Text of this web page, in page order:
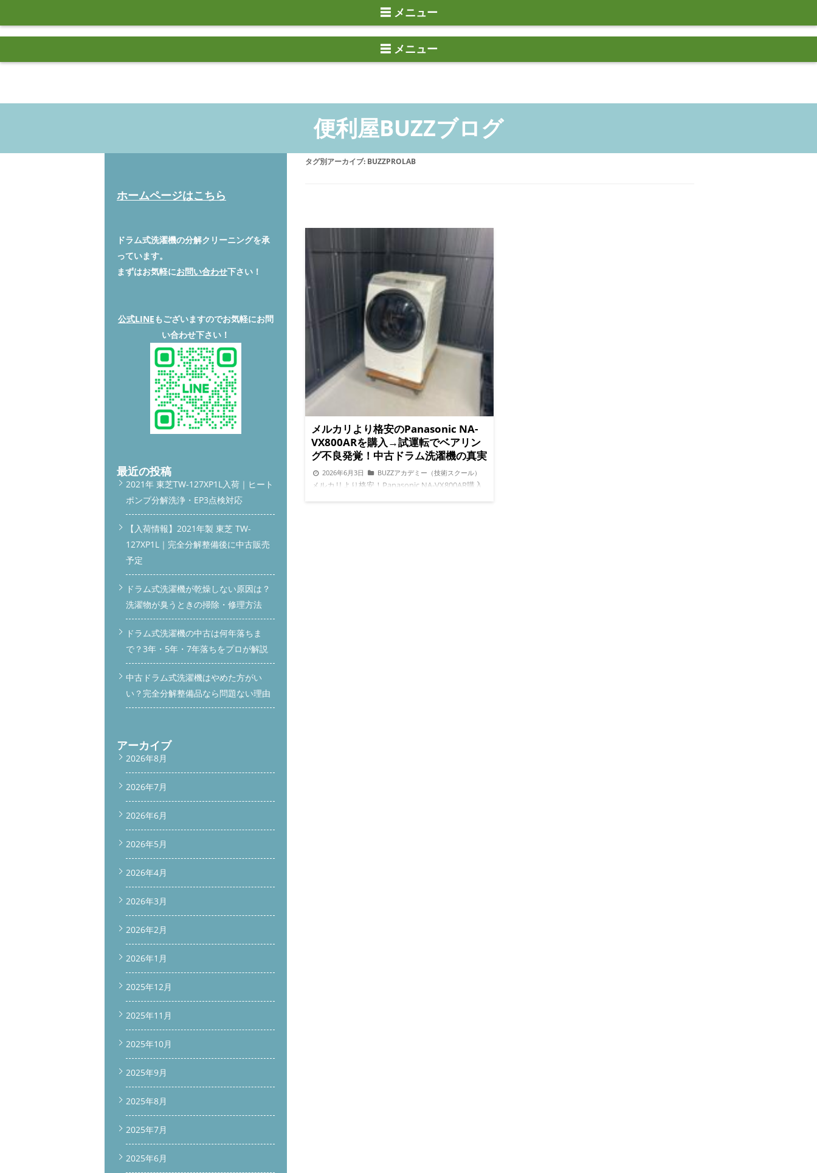
☰ メニュー
タグ別アーカイブ: BUZZPROLAB
メルカリより格安のPanasonic NA-
VX800ARを購入→試運転でベアリン
グ不良発覚！中古ドラム洗濯機の真実
2026年6月3日 BUZZアカデミー（技術スクール）
メルカリより格安！Panasonic NA-VX800AR購入→ベアリング不良発覚！BUZZ PRO LABで試運転レポート /* ─── 変数 ─── */ :root { --cream: #faf8f4; --sand: #e8e0d0; --bark: #7c6a52; --forest: #3a5a40; --sky: #4a90a4; --line-green: #06c755; --cta-orange: #e8650a; --cta-orange-hover: #c9550a; --text: #2e2a25; --muted: #7a736a; --white: #ffffff; --radius: 12px; --shadow: 0 4px 20px rgba(0,0,0,0.08); } * { box-sizing: border-box; margin: 0; padding: 0; } body { font-family: 'Hiragino Kaku Gothic ProN', 'Noto Sans JP', sans-serif; background: var(--cream); color: var(--text); font-size: 15px; line-height: 1.75; } .article-wrap { max-width: 780px; margin: 0 auto; padding: 24px 18px 60px; } /* ─── タイトル ─── */ .article-eyebrow { display: inline-block; background: var(--forest); color: var(--white); font-size: 11px; font-weight: 700; letter-spacing: .12em; padding: 4px 12px; border-radius: 4px; margin-bottom: 14px; text-transform: uppercase; } h1 { font-size: clamp(18px, 4vw, 24px); font-weight: 800; line-height: 1.45; color: var(--text); margin-bottom: 18px; border-left: 5px solid var(--forest); padding-left: 14px; } .meta-bar { display: flex; gap: 16px; font-size: 12px; color: var(--muted); margin-bottom: 30px; flex-wrap: wrap; align-items: center; } .meta-bar span { display: flex; align-items: center; gap: 4px; } /* ─── リードボックス（アンサーファースト） ─── */ .lead-box { background: #fff; border: 2px solid var(--forest); border-radius: var(--radius); padding: 20px 22px; margin-bottom: 36px; box-shadow: var(--shadow); } .lead-box .lead-label { font-size: 11px; font-weight: 700; color: var(--forest); letter-spacing: .1em; margin-bottom: 8px; text-transform: uppercase; } .lead-box p { font-size: 15px; line-height: 1.75; } .lead-box strong { color: var(--forest); } /* ─── 目次 ─── */ .toc { background: var(--sand); border-radius: var(--radius); padding: 20px 22px; margin-bottom: 36px; } .toc-title { font-size: 13px; font-weight: 800; color: var(--bark); letter-spacing: .08em; margin-bottom: 12px; text-transform: uppercase; } .toc ol { padding-left: 18px; } .toc li { font-size: 13px; margin-bottom: 6px; line-height: 1.5; } .toc a { color: var(--forest); text-decoration: none; } .toc a:hover { text-decoration: underline; } /* ─── 写真 ─── */ .photo-block { margin: 28px 0; } .photo-block img { width: 100%; border-radius: var(--radius); box-shadow: var(--shadow); display: block; } .photo-caption { font-size: 12px; color: var(--muted); margin-top: 8px; text-align: center; } .photo-grid { display: grid; grid-template-columns: 1fr 1fr; gap: 14px; margin: 28px 0; } .photo-grid img { width: 100%; border-radius: 10px; box-shadow: var(--shadow); display: block; } .photo-grid .cap { font-size: 11px; color: var(--muted); margin-top: 5px; text-align: center; } /* ─── H2 見出し ─── */ .article-wrap h2 { font-size: 18px !important; font-weight: 800 !important; color: #ffffff !important; background: #3a5a40 !important; padding: 16px 20px !important; border-radius: 8px !important; margin: 48px 0 22px !important; line-height: 1.5 !important; letter-spacing: .02em !important; border: none !important; border-left: none !important; } /* ─── H3 見出し ─── */ .article-wrap h3 { font-size: 16px !important; font-weight: 700 !important; color: #3a5a40 !important; border: none !important; border-bottom: 2px solid #e8e0d0 !important; padding: 0 0 8px 0 !important; margin: 32px 0 16px !important; line-height: 1.5 !important; background: none !important; } /* ─── 本文 ─── */ .article-wrap p { font-size: 16px !important; line-height: 1.85 !important; margin-bottom: 18px !important; } .article-wrap ul, .article-wrap ol { padding-left: 22px !important; margin-bottom: 18px !important; } .article-wrap li { font-size: 16px !important; line-height: 1.85 !important; margin-bottom: 10px !important; } .article-wrap strong { font-weight: 700 !important; color: #2e2a25 !important; } .article-wrap em { color: #7c6a52 !important; font-style: normal !important; font-weight: 600 !important; } /* ─── 警告ボックス ─── */ .warn-box { background: #fff8f0; border-left: 4px solid var(--cta-orange); border-radius: 0 var(--radius) var(--radius) 0; padding: 16px 18px; margin: 24px 0; font-size: 14px; line-height: 1.75; } .warn-box .warn-label { font-weight: 800; color: var(--cta-orange); margin-bottom: 6px; font-size: 13px; letter-spacing: .05em; } /* ─── ポイントカード ─── */ .point-card { background: var(--white); border: 1px solid var(--sand); border-radius: var(--radius); padding: 18px 20px; margin: 24px 0; box-shadow: var(--shadow); } .point-card .point-title { font-size: 13px; font-weight: 800; color: var(--forest); margin-bottom: 10px; letter-spacing: .08em; text-transform: uppercase; } /* ─── 仕切り線 ─── */ hr { border: none; border-top: 2px solid var(--sand); margin: 40px 0; } /* ─── CTA ─── */ .cta-section { background: linear-gradient(135deg, #f0f7f2 0%, #e8f4e8 100%); border: 2px solid var(--forest); border-radius: var(--radius); padding: 28px 22px; margin: 44px 0; text-align: center; } .cta-section .cta-headline { font-size: clamp(15px, 3.5vw, 18px); font-weight: 800; color: var(--forest); margin-bottom: 8px; line-height: 1.5; } .cta-section .cta-sub { font-size: 13px; color: var(--muted); margin-bottom: 20px; line-height: 1.65; } .btn-group { display: flex; flex-direction: column; gap: 12px; align-items: center; } .btn { display: inline-block; padding: 14px 28px; border-radius: 50px; font-size: 15px; font-weight: 800; text-decoration: none; letter-spacing: .04em; transition: transform .15s, box-shadow .15s; min-width: 240px; text-align: center; } .btn:active { transform: scale(.97); } .btn-line { background: var(--line-green); color: var(--white); box-shadow: 0 4px 14px rgba(6,199,85,.35); } .btn-line:hover { box-shadow: 0 6px 20px rgba(6,199,85,.45); transform: translateY(-1px); } .btn-lp { background: var(--cta-orange); color: var(--white); box-shadow: 0 4px 14px rgba(232,101,10,.3); } .btn-lp:hover { background: var(--cta-orange-hover); box-shadow: 0 6px 20px rgba(232,101,10,.4); transform: translateY(-1px); } .btn-price { background: var(--white); color: var(--cta-orange); border: 2px solid var(--cta-orange); } .btn-price:hover { background: #fff5f0; transform: translateY(-1px); } /* ─── Q&A ─── */ .qa-wrap { margin: 8px 0; } .qa-item { background: var(--white); border: 1px solid var(--sand); border-radius: var(--radius); margin-bottom: 14px; overflow: hidden; box-shadow: var(--shadow); } .qa-q { display: flex; align-items: flex-start; gap: 12px; padding: 18px 18px; cursor: pointer; font-size: 16px; font-weight: 700; line-height: 1.6; user-select: none; } .qa-q .q-badge { background: var(--forest); color: var(--white); font-size: 13px; font-weight: 800; padding: 3px 10px; border-radius: 4px; flex-shrink: 0; margin-top: 2px; } .qa-q .arrow { margin-left: auto; font-size: 14px; color: var(--muted); transition: transform .2s; flex-shrink: 0; } .qa-item.open .arrow { transform: rotate(180deg); } .qa-a { display: none; padding: 4px 18px 18px 50px; font-size: 16px; line-height: 1.85; color: #4a4540; border-top: 1px solid var(--sand); } .qa-a .a-badge { display: inline-block; background: #fff3e0; color: var(--cta-orange); font-size: 13px; font-weight: 800; padding: 3px 10px; border-radius: 4px; margin: 12px 0 8px -32px; } .qa-item.open .qa-a { display: block; } /* ─── 修理工程テーブル ─── */ .repair-table { width: 100%; border-collapse: collapse; margin: 20px 0; font-size: 14px; } .repair-table th { background: var(--forest); color: var(--white); padding: 10px 14px; text-align: left; font-size: 13px; } .repair-table td { padding: 10px 14px; border-bottom: 1px solid var(--sand); vertical-align: top; line-height: 1.6; } .repair-table tr:nth-child(even) td { background: #f9f7f4; } .badge-done { background: #d4edda; color: #1e5c2e; font-size: 11px; padding: 2px 8px; border-radius: 10px; font-weight: 700; } .badge-todo { background: #fff3cd; color: #7a5c00; font-size: 11px; padding: 2px 8px; border-radius: 10px; font-weight: 700; } /* ─── エリアバッジ ─── */ .area-tags { display: flex; flex-wrap: wrap; gap: 8px; margin: 16px 0; } .area-tag { background: var(--sand); color: var(--bark); font-size: 12px; padding: 4px 12px; border-radius: 20px; font-weight: 600; } /* ─── フッターCTA ─── */ .footer-cta { background: var(--forest); color: var(--white); border-radius: var(--radius); padding: 30px 22px; text-align: center; margin-top: 50px; } .footer-cta h3 { font-size: clamp(16px, 4vw, 20px); font-weight: 800; color: var(--white); border: none; padding: 0; margin: 0 0 10px; } .footer-cta p { font-size: 13px; color: rgba(255,255,255,.8); margin-bottom: 22px; } @media (max-width: 480px) { .photo-grid { grid-template-colu
ホームページはこちら
ドラム式洗濯機の分解クリーニングを承
っています。
まずはお気軽にお問い合わせ下さい！
公式LINEもございますのでお気軽にお問
い合わせ下さい！
最近の投稿
2021年 東芝TW-127XP1L入荷｜ヒート
ポンプ分解洗浄・EP3点検対応
【入荷情報】2021年製 東芝 TW-
127XP1L｜完全分解整備後に中古販売
予定
ドラム式洗濯機が乾燥しない原因は？
洗濯物が臭うときの掃除・修理方法
ドラム式洗濯機の中古は何年落ちま
で？3年・5年・7年落ちをプロが解説
中古ドラム式洗濯機はやめた方がい
い？完全分解整備品なら問題ない理由
アーカイブ
2026年8月
2026年7月
2026年6月
2026年5月
2026年4月
2026年3月
2026年2月
2026年1月
2025年12月
2025年11月
2025年10月
2025年9月
2025年8月
2025年7月
2025年6月